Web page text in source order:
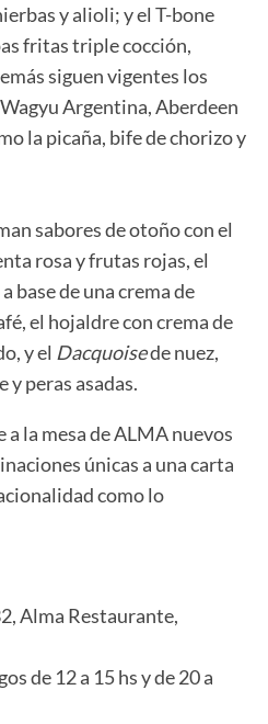
y alioli; y el T-bone
fritas triple cocción,
siguen vigentes los
Argentina, Aberdeen
la picaña, bife de chorizo y
sabores de otoño con el
rosa y frutas rojas, el
base de una crema de
el hojaldre con crema de
y el Dacquoisede nuez,
y peras asadas.
la mesa de ALMA nuevos
únicas a una carta
como lo
Alma Restaurante,
de 12 a 15 hs y de 20 a